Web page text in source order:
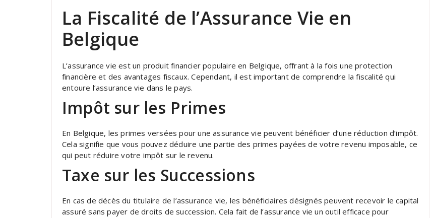
La Fiscalité de l’Assurance Vie en
Belgique
L’assurance vie est un produit financier populaire en Belgique, offrant à la fois une protection
financière et des avantages fiscaux. Cependant, il est important de comprendre la fiscalité qui
entoure l’assurance vie dans le pays.
Impôt sur les Primes
En Belgique, les primes versées pour une assurance vie peuvent bénéficier d’une réduction d’impôt.
Cela signifie que vous pouvez déduire une partie des primes payées de votre revenu imposable, ce
qui peut réduire votre impôt sur le revenu.
Taxe sur les Successions
En cas de décès du titulaire de l’assurance vie, les bénéficiaires désignés peuvent recevoir le capital
assuré sans payer de droits de succession. Cela fait de l’assurance vie un outil efficace pour